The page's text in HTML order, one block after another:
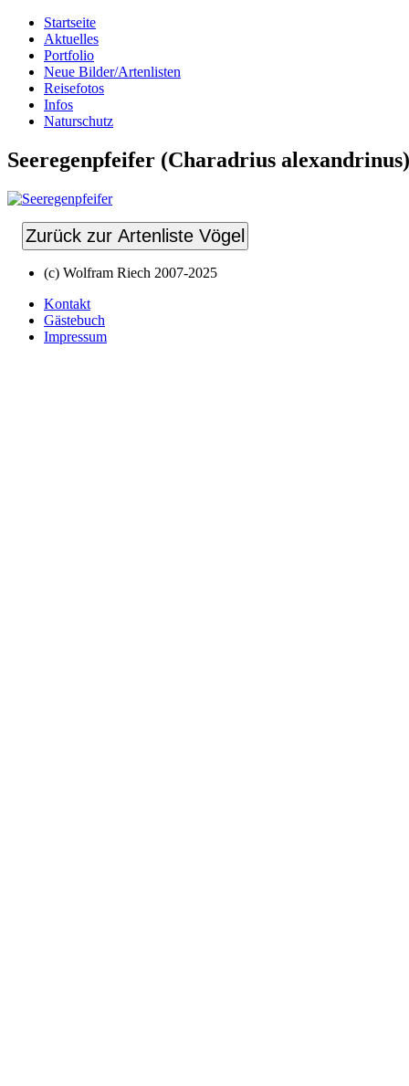
Startseite
Aktuelles
Portfolio
Neue Bilder/Artenlisten
Reisefotos
Infos
Naturschutz
Seeregenpfeifer (Charadrius alexandrinus)
Zurück zur Artenliste Vögel
(c) Wolfram Riech 2007-2025
Kontakt
Gästebuch
Impressum